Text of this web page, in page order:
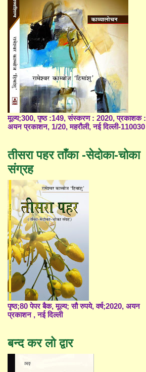
मूल्य;300, पृष्ठ :149, संस्करण : 2020, प्रकाशक :
अयन प्रकाशन, 1/20, महरौली, नई दिल्ली-110030
तीसरा पहर ताँका -सेदोका-चोका
संग्रह
पृष्ठ;80 पेपर बैक, मूल्य; सौ रुपये, वर्ष;2020, अयन
प्रकाशन , नई दिल्ली
बन्द कर लो द्वार